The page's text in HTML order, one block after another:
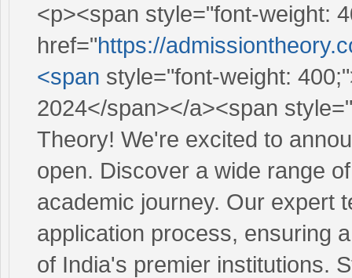
<p><span style="font-weight:
href="https://
<span style="font-weight:
2024</span></a><span
Theory! We're excited to
open. Discover a wide range
academic journey. Our expert
application process, ensuring
of India's premier institutions.